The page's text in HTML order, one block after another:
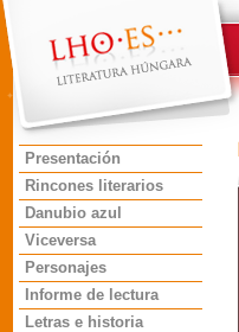
Presentación
Rincones literarios
Danubio azul
Viceversa
Personajes
Informe de lectura
Letras e historia